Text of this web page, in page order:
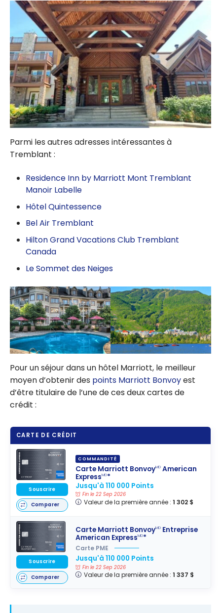
Parmi les autres adresses intéressantes à
Tremblant :
Residence Inn by Marriott Mont Tremblant
Manoir Labelle
Hôtel Quintessence
Bel Air Tremblant
Hilton Grand Vacations Club Tremblant
Canada
Le Sommet des Neiges
Pour un séjour dans un hôtel Marriott, le meilleur
moyen d’obtenir des points Marriott Bonvoyest
d’être titulaire de l’une de ces deux cartes de
crédit :
CARTE DE CRÉDIT
COMMANDITÉ
Carte Marriott BonvoyMD American
ExpressMD*
Jusqu'à 110 000 Points
Fin le 22 Sep 2026
Valeur de la première année : 1 302 $
Souscrire
Comparer
Carte Marriott BonvoyMD Entreprise
American ExpressMD*
Carte PME
Jusqu'à 110 000 Points
Fin le 22 Sep 2026
Valeur de la première année : 1 337 $
Souscrire
Comparer